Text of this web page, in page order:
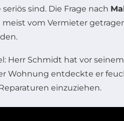
sind. Die Frage nach
vom Vermieter
Herr Schmidt hat vor
Wohnung entdeckte er
einzuziehen.